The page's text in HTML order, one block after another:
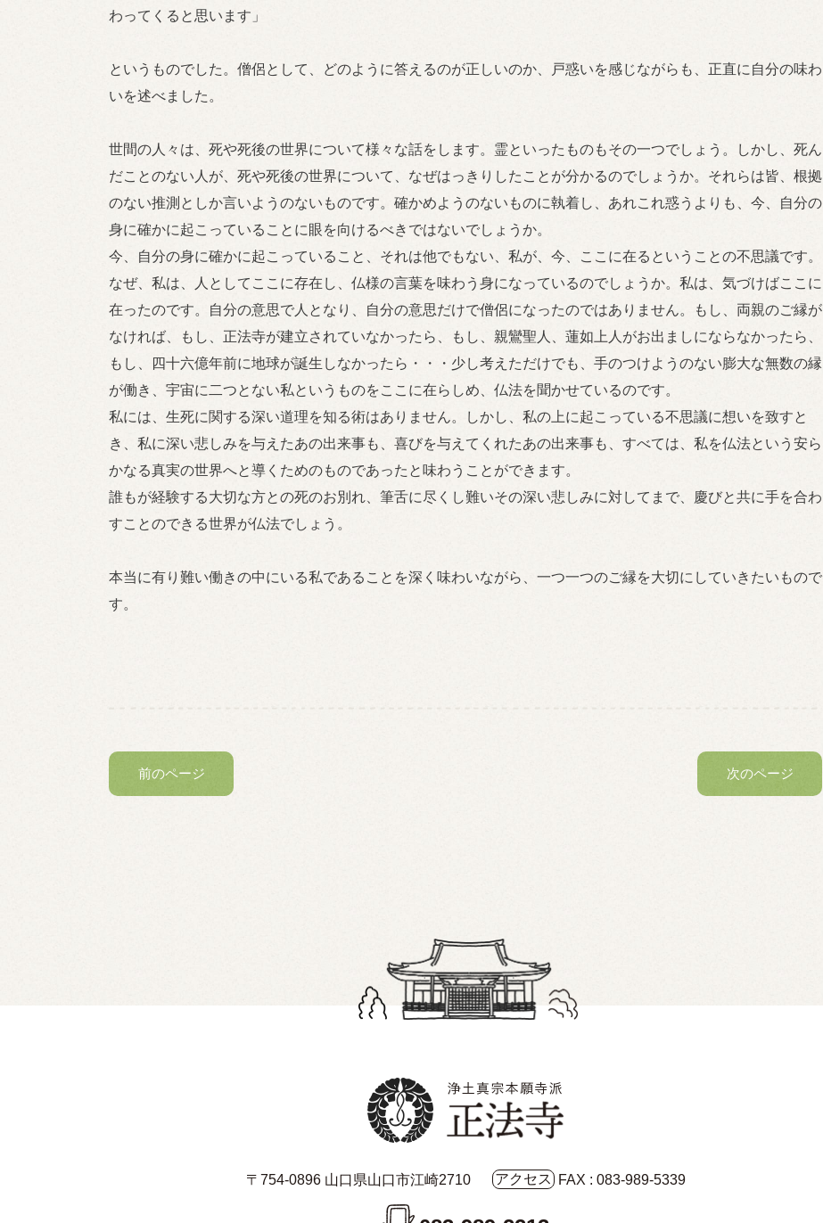
わってくると思います」
というものでした。僧侶として、どのように答えるのが正しいのか、戸惑いを感じながらも、正直に自分の味わ
いを述べました。
世間の人々は、死や死後の世界について様々な話をします。霊といったものもその一つでしょう。しかし、死ん
だことのない人が、死や死後の世界について、なぜはっきりしたことが分かるのでしょうか。それらは皆、根拠
のない推測としか言いようのないものです。確かめようのないものに執着し、あれこれ惑うよりも、今、自分の
身に確かに起こっていることに眼を向けるべきではないでしょうか。
今、自分の身に確かに起こっていること、それは他でもない、私が、今、ここに在るということの不思議です。
なぜ、私は、人としてここに存在し、仏様の言葉を味わう身になっているのでしょうか。私は、気づけばここに
在ったのです。自分の意思で人となり、自分の意思だけで僧侶になったのではありません。もし、両親のご縁が
なければ、もし、正法寺が建立されていなかったら、もし、親鸞聖人、蓮如上人がお出ましにならなかったら、
もし、四十六億年前に地球が誕生しなかったら・・・少し考えただけでも、手のつけようのない膨大な無数の縁
が働き、宇宙に二つとない私というものをここに在らしめ、仏法を聞かせているのです。
私には、生死に関する深い道理を知る術はありません。しかし、私の上に起こっている不思議に想いを致すと
き、私に深い悲しみを与えたあの出来事も、喜びを与えてくれたあの出来事も、すべては、私を仏法という安ら
かなる真実の世界へと導くためのものであったと味わうことができます。
誰もが経験する大切な方との死のお別れ、筆舌に尽くし難いその深い悲しみに対してまで、慶びと共に手を合わ
すことのできる世界が仏法でしょう。
本当に有り難い働きの中にいる私であることを深く味わいながら、一つ一つのご縁を大切にしていきたいもので
す。
前のページ 次のページ
〒754-0896 山口県山口市江崎2710 アクセス FAX : 083-989-5339